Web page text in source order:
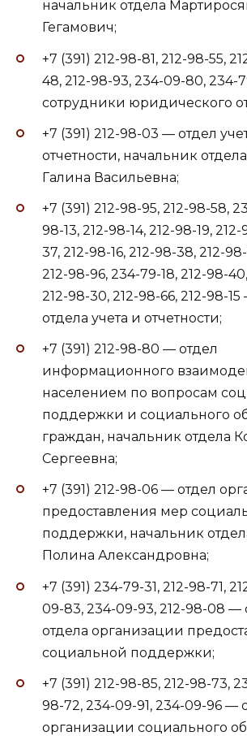
начальник отдела
Гегамович;
+7 (391) 212-98-81, 212-98-55,
48, 212-98-93, 234-09-80, 234-
сотрудники юридического
+7 (391) 212-98-03 — отдел
отчетности, начальник
Галина Васильевна;
+7 (391) 212-98-95, 212-98-58,
98-13, 212-98-14, 212-98-19,
37, 212-98-16, 212-98-38, 212-
212-98-96, 234-79-18, 212-98-
212-98-30, 212-98-66, 212-98-
отдела учета и отчетности;
+7 (391) 212-98-80 — отдел
информационного
населением по вопросам
поддержки и социального
граждан, начальник отдела
Сергеевна;
+7 (391) 212-98-06 — отдел
предоставления мер
поддержки, начальник
Полина Александровна;
+7 (391) 234-79-31, 212-98-71,
09-83, 234-09-93, 212-98-08 —
отдела организации
социальной поддержки;
+7 (391) 212-98-85, 212-98-73,
98-72, 234-09-91, 234-09-96 —
организации социального